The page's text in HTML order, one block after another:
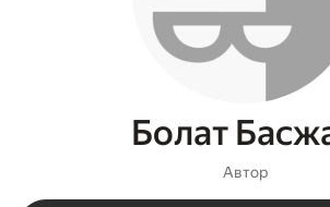
Болат
Автор